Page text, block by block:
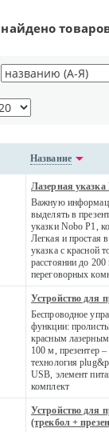
найдено
Название
Лазерная указка
Важную
выделять в
указки Nobo P1,
Легкая и простая
указка с красной
расстоянии до
переговорных
Устройство для
Беспроводное
функции:
красным
100 м, презентер
технология
USB, элемент
комплект
Устройство для
(трекбол +